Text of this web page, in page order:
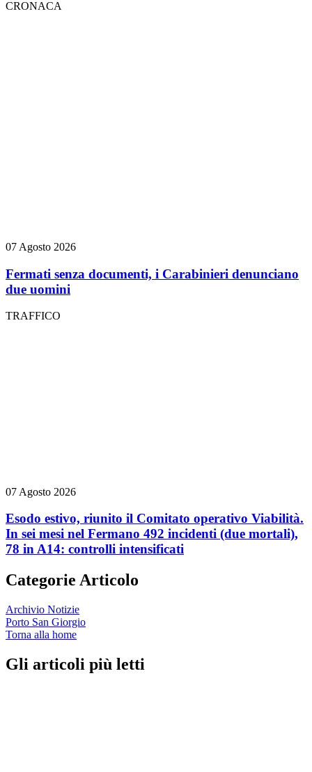
CRONACA
07 Agosto 2026
Fermati senza documenti, i Carabinieri denunciano
due uomini
TRAFFICO
07 Agosto 2026
Esodo estivo, riunito il Comitato operativo Viabilità.
In sei mesi nel Fermano 492 incidenti (due mortali),
78 in A14: controlli intensificati
Categorie Articolo
Archivio Notizie
Porto San Giorgio
Torna alla home
Gli articoli più letti